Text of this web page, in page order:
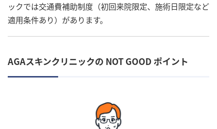
ックでは交通費補助制度（初回来院限定、施術日限定など
適用条件あり）があります。
AGAスキンクリニックの NOT GOOD ポイント